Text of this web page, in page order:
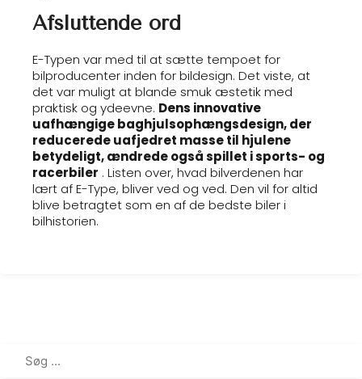
Afsluttende ord
E-Typen var med til at sætte tempoet for
bilproducenter inden for bildesign. Det viste, at
det var muligt at blande smuk æstetik med
praktisk og ydeevne. Dens innovative
uafhængige baghjulsophængsdesign, der
reducerede uafjedret masse til hjulene
betydeligt, ændrede også spillet i sports- og
racerbiler . Listen over, hvad bilverdenen har
lært af E-Type, bliver ved og ved. Den vil for altid
blive betragtet som en af de bedste biler i
bilhistorien.